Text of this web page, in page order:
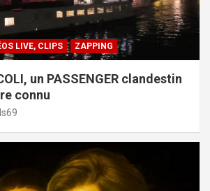
LIVE, CLIPS ZAPPING
un PASSENGER clandestin
connu